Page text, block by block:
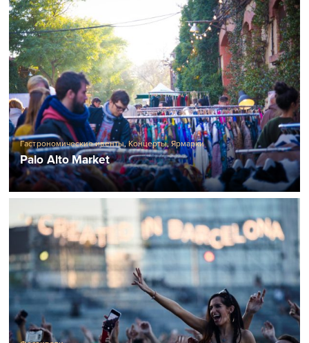
Гастрономические ивенты,Концерты,Ярмарки
Palo Alto Market